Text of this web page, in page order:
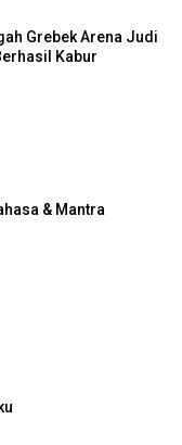
Grebek Arena Judi
Kabur
& Mantra